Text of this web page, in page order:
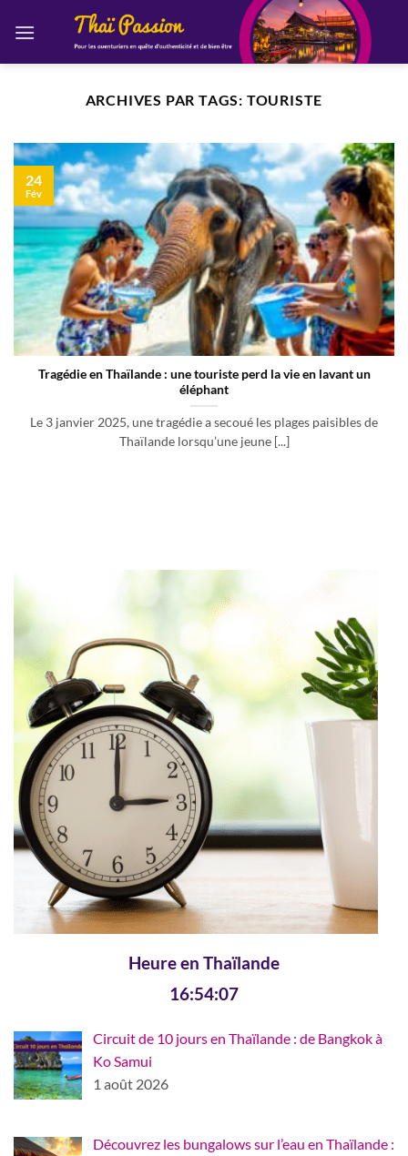
ARCHIVES PAR TAGS: TOURISTE
Tragédie en Thaïlande : une touriste perd la vie en lavant un
éléphant
Le 3 janvier 2025, une tragédie a secoué les plages paisibles de
Thaïlande lorsqu’une jeune [...]
24
Fév
Heure en Thaïlande
16:54:07
Circuit de 10 jours en Thaïlande : de Bangkok à
Ko Samui
1 août 2026
Découvrez les bungalows sur l’eau en Thaïlande :